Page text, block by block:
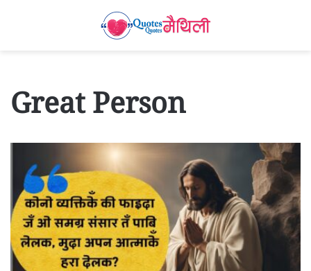
Great Person